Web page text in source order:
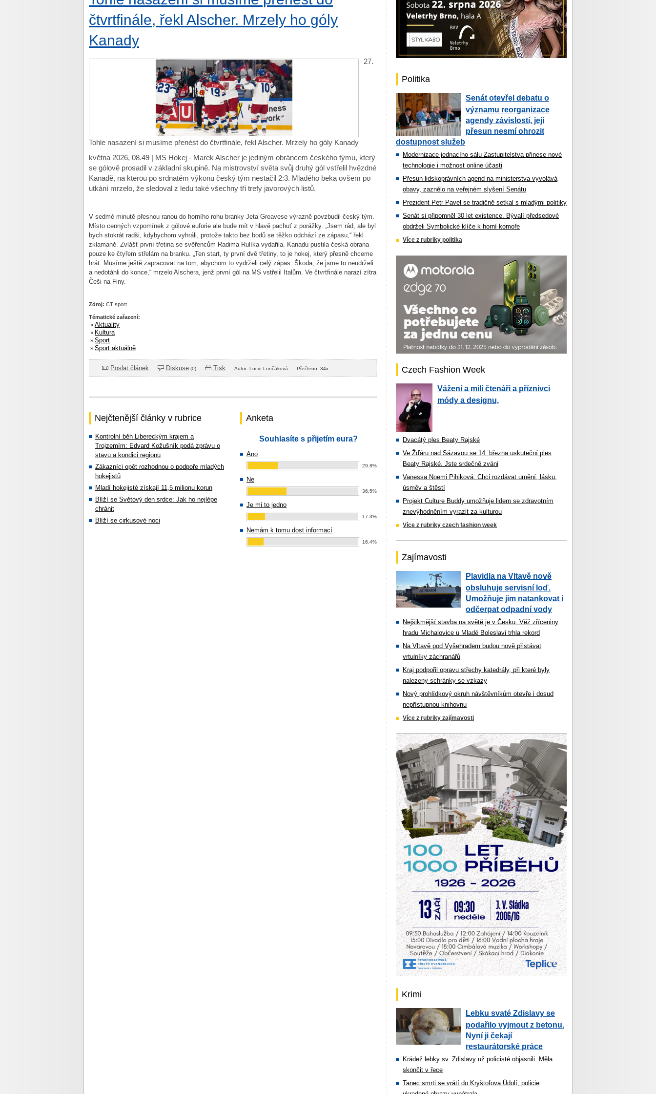
čtvrtfinále, řekl Alscher. Mrzely ho góly
Kanady
Tohle nasazení si musíme přenést do čtvrtfinále, řekl Alscher. Mrzely ho góly Kanady
27.
května 2026, 08.49 | MS Hokej - Marek Alscher je jediným obráncem českého týmu, který
se gólově prosadil v základní skupině. Na mistrovství světa svůj druhý gól vstřelil hvězdné
Kanadě, na kterou po srdnatém výkonu český tým nestačil 2:3. Mladého beka ovšem po
utkání mrzelo, že sledoval z ledu také všechny tři trefy javorových listů.
V sedmé minutě přesnou ranou do horního rohu branky Jeta Greavese výrazně povzbudil český tým.
Místo cenných vzpomínek z gólové euforie ale bude mít v hlavě pachuť z porážky. „Jsem rád, ale byl
bych stokrát radši, kdybychom vyhráli, protože takto bez bodů se těžko odchází ze zápasu,“ řekl
zklamaně. Zvlášť první třetina se svěřencům Radima Rulíka vydařila. Kanadu pustila česká obrana
pouze ke čtyřem střelám na branku. „Ten start, ty první dvě třetiny, to je hokej, který přesně chceme
hrát. Musíme ještě zapracovat na tom, abychom to vydrželi celý zápas. Škoda, že jsme to neudrželi
a nedotáhli do konce,“ mrzelo Alschera, jenž první gól na MS vstřelil Italům. Ve čtvrtfinále narazí zítra
Češi na Finy.
Zdroj: CT sport
Tématické zařazení:
» Aktuality
» Kultura
» Sport
» Sport aktuálně
Poslat článek Diskuse (0) Tisk Autor: Lucie Lončáková Přečteno: 34x
Nejčtenější články v rubrice
Kontrolní běh Libereckým krajem a
Trojzemím: Edvard Kožušník podá zprávu o
stavu a kondici regionu
Zákazníci opět rozhodnou o podpoře mladých
hokejistů
Mladí hokejisté získají 11,5 milionu korun
Blíží se Světový den srdce: Jak ho nejlépe
chránit
Blíží se cirkusové noci
Anketa
Souhlasíte s přijetím eura?
Ano
29.8%
Ne
36.5%
Je mi to jedno
17.3%
Nemám k tomu dost informací
16.4%
Politika
Senát otevřel debatu o
významu reorganizace
agendy závislostí, její
přesun nesmí ohrozit
dostupnost služeb
Modernizace jednacího sálu Zastupitelstva přinese nové
technologie i možnost online účasti
Přesun lidskoprávních agend na ministerstva vyvolává
obavy, zaznělo na veřejném slyšení Senátu
Prezident Petr Pavel se tradičně setkal s mladými politiky
Senát si připomněl 30 let existence. Bývalí předsedové
obdrželi Symbolické klíče k horní komoře
Více z rubriky politika
Czech Fashion Week
Vážení a milí čtenáři a příznivci
módy a designu,
Dvacátý ples Beaty Rajské
Ve Žďáru nad Sázavou se 14. března uskuteční ples
Beaty Rajské. Jste srdečně zváni
Vanessa Noemi Pihiková: Chci rozdávat umění, lásku,
úsměv a štěstí
Projekt Culture Buddy umožňuje lidem se zdravotním
znevýhodněním vyrazit za kulturou
Více z rubriky czech fashion week
Zajímavosti
Plavidla na Vltavě nově
obsluhuje servisní loď.
Umožňuje jim natankovat i
odčerpat odpadní vody
Nejšikmější stavba na světě je v Česku. Věž zříceniny
hradu Michalovice u Mladé Boleslavi trhla rekord
Na Vltavě pod Vyšehradem budou nově přistávat
vrtulníky záchranářů
Kraj podpořil opravu střechy katedrály, při které byly
nalezeny schránky se vzkazy
Nový prohlídkový okruh návštěvníkům otevře i dosud
nepřístupnou knihovnu
Více z rubriky zajímavosti
Krimi
Lebku svaté Zdislavy se
podařilo vyjmout z betonu.
Nyní ji čekají
restaurátorské práce
Krádež lebky sv. Zdislavy už policisté objasnili. Měla
skončit v řece
Tanec smrti se vrátí do Kryštofova Údolí, policie